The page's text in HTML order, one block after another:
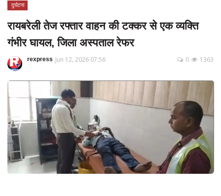
Home
Contact
Terms & Conditions
About US
Privacy Policy
App verify
समस्या
दुर्घटना
रायबरेली तेज रफ्तार वाहन की टक्कर से एक व्यक्ति
गंभीर घायल, जिला अस्पताल रेफर
rexpress Jun 12, 2026 07:56 1363
0